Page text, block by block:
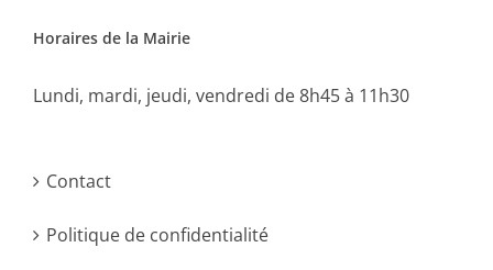
Horaires de la Mairie
Lundi, mardi, jeudi, vendredi de 8h45 à 11h30
Contact
Politique de confidentialité